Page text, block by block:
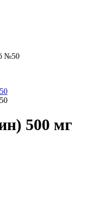
№50
500 мг